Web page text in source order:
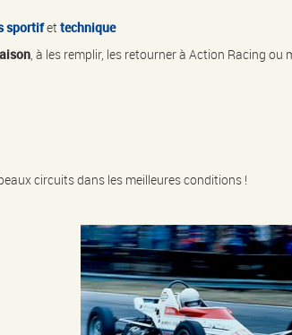
sportifet technique
, à les remplir, les retourner à Action Racing ou
circuits dans les meilleures conditions !